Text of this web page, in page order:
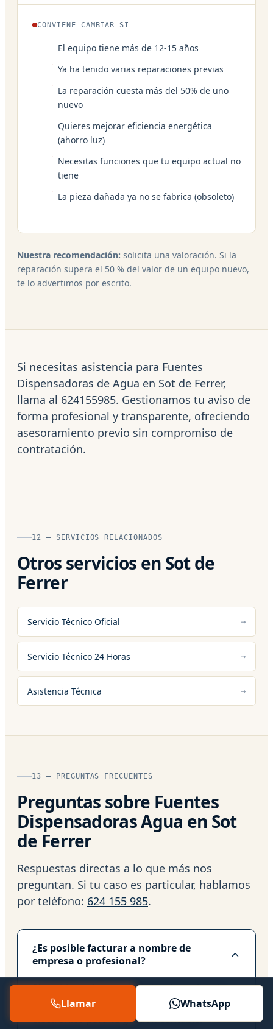
CONVIENE CAMBIAR SI
El equipo tiene más de 12-15 años
Ya ha tenido varias reparaciones previas
La reparación cuesta más del 50% de uno
nuevo
Quieres mejorar eficiencia energética
(ahorro luz)
Necesitas funciones que tu equipo actual no
tiene
La pieza dañada ya no se fabrica (obsoleto)
Nuestra recomendación: solicita una valoración. Si la
reparación supera el 50 % del valor de un equipo nuevo,
te lo advertimos por escrito.
Si necesitas asistencia para Fuentes
Dispensadoras de Agua en Sot de Ferrer,
llama al 624155985. Gestionamos tu aviso de
forma profesional y transparente, ofreciendo
asesoramiento previo sin compromiso de
contratación.
12 — SERVICIOS RELACIONADOS
Otros servicios en Sot de
Ferrer
Servicio Técnico Oficial
Servicio Técnico 24 Horas
Asistencia Técnica
13 — PREGUNTAS FRECUENTES
Preguntas sobre Fuentes
Dispensadoras Agua en Sot
de Ferrer
Respuestas directas a lo que más nos
preguntan. Si tu caso es particular, hablamos
por teléfono: 624 155 985.
¿Es posible facturar a nombre de
empresa o profesional?
Sí, emitimos facturas con los datos fiscales
completos y, si lo necesitas, en formato
electrónico para tu gestión contable.
Llamar WhatsApp